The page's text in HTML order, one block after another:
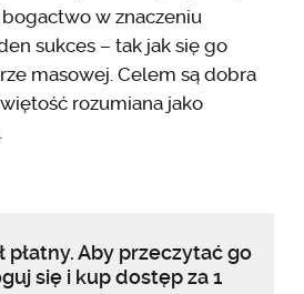
w znaczeniu
sukces – tak jak się go
masowej. Celem są dobra
rozumiana jako
płatny. Aby przeczytać go
się i kup dostęp za 1